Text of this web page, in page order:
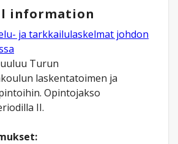
information
ja tarkkailulaskelmat johdon
Turun
laskentatoimen ja
Opintojakso
II.